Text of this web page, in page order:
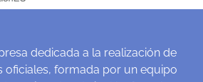
dedicada a la realización de
oficiales, formada por un equipo